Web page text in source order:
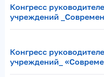
Конгресс
учреждений
Конгресс
учреждений_